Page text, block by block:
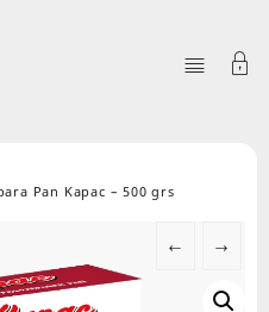
Pan Kapac – 500 grs
← →